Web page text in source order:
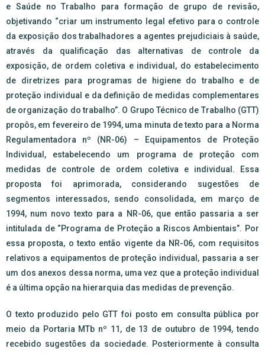
e Saúde no Trabalho para formação de grupo de revisão,
objetivando “criar um instrumento legal efetivo para o controle
da exposição dos trabalhadores a agentes prejudiciais à saúde,
através da qualificação das alternativas de controle da
exposição, de ordem coletiva e individual, do estabelecimento
de diretrizes para programas de higiene do trabalho e de
proteção individual e da definição de medidas complementares
de organização do trabalho”. O Grupo Técnico de Trabalho (GTT)
propôs, em fevereiro de 1994, uma minuta de texto para a Norma
Regulamentadora nº (NR-06) – Equipamentos de Proteção
Individual, estabelecendo um programa de proteção com
medidas de controle de ordem coletiva e individual. Essa
proposta foi aprimorada, considerando sugestões de
segmentos interessados, sendo consolidada, em março de
1994, num novo texto para a NR-06, que então passaria a ser
intitulada de “Programa de Proteção a Riscos Ambientais”. Por
essa proposta, o texto então vigente da NR-06, com requisitos
relativos a equipamentos de proteção individual, passaria a ser
um dos anexos dessa norma, uma vez que a proteção individual
é a última opção na hierarquia das medidas de prevenção.
O texto produzido pelo GTT foi posto em consulta pública por
meio da Portaria MTb nº 11, de 13 de outubro de 1994, tendo
recebido sugestões da sociedade. Posteriormente à consulta